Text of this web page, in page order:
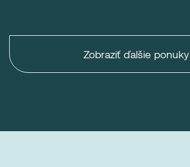
Zobraziť ďalšie ponuky